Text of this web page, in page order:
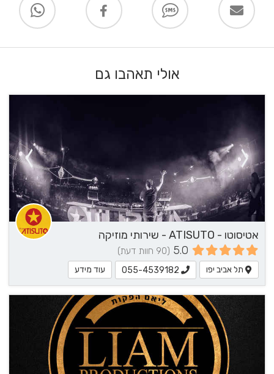
אולי תאהבו גם
אטיסוטו - ATISUTO - שירותי מוזיקה
5.0 (90 חוות דעת)
תל אביב יפו 055-4539182 עוד מידע